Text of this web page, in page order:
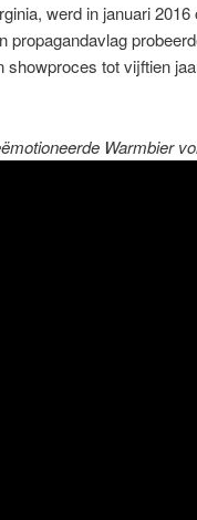
werd in januari 2016
propagandavlag
showproces tot vijftien
Warmbier